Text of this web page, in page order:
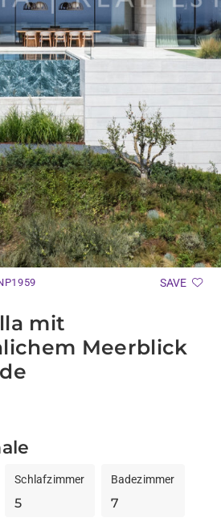
SAVE
mit
Meerblick
Schlafzimmer
5
Badezimmer
7